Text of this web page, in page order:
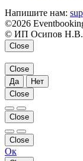
Напишите нам:
©2026
© ИП Осипов Н.В.
Close
Close
Да
Нет
Close
Close
Close
Ок